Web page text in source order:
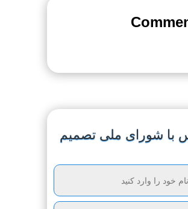
با شورای ملی تصمیم